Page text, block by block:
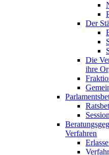
Der
Die
ihre
Verfahren